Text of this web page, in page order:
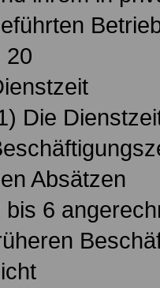
20
Die
Absätzen
bis 6